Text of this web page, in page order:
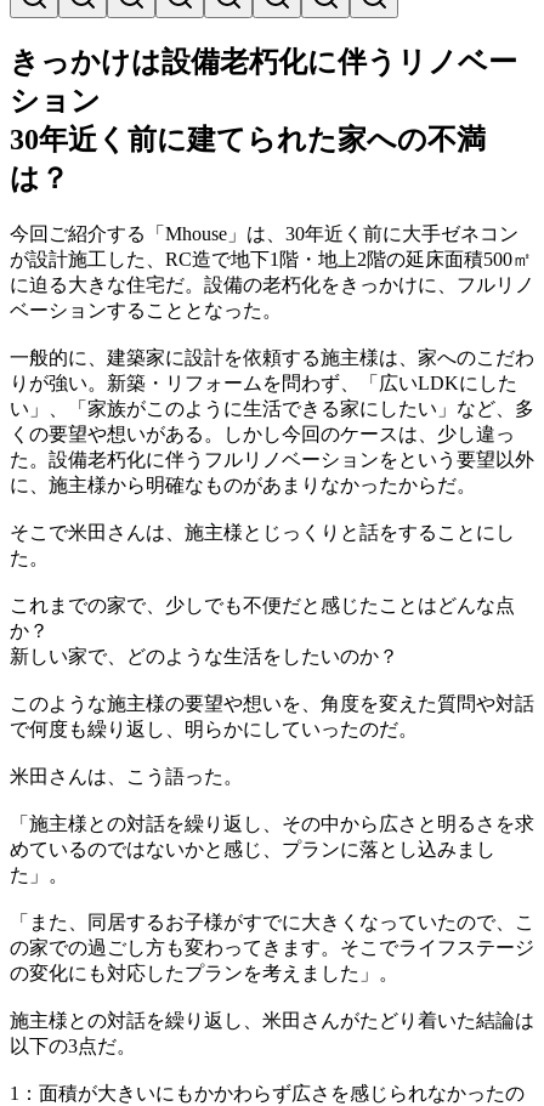
きっかけは設備老朽化に伴うリノベー
ション
30年近く前に建てられた家への不満
は？
今回ご紹介する「Mhouse」は、30年近く前に大手ゼネコン
が設計施工した、RC造で地下1階・地上2階の延床面積500㎡
に迫る大きな住宅だ。設備の老朽化をきっかけに、フルリノ
ベーションすることとなった。
一般的に、建築家に設計を依頼する施主様は、家へのこだわ
りが強い。新築・リフォームを問わず、「広いLDKにした
い」、「家族がこのように生活できる家にしたい」など、多
くの要望や想いがある。しかし今回のケースは、少し違っ
た。設備老朽化に伴うフルリノベーションをという要望以外
に、施主様から明確なものがあまりなかったからだ。
そこで米田さんは、施主様とじっくりと話をすることにし
た。
これまでの家で、少しでも不便だと感じたことはどんな点
か？
新しい家で、どのような生活をしたいのか？
このような施主様の要望や想いを、角度を変えた質問や対話
で何度も繰り返し、明らかにしていったのだ。
米田さんは、こう語った。
「施主様との対話を繰り返し、その中から広さと明るさを求
めているのではないかと感じ、プランに落とし込みまし
た」。
「また、同居するお子様がすでに大きくなっていたので、こ
の家での過ごし方も変わってきます。そこでライフステージ
の変化にも対応したプランを考えました」。
施主様との対話を繰り返し、米田さんがたどり着いた結論は
以下の3点だ。
1：面積が大きいにもかかわらず広さを感じられなかったの